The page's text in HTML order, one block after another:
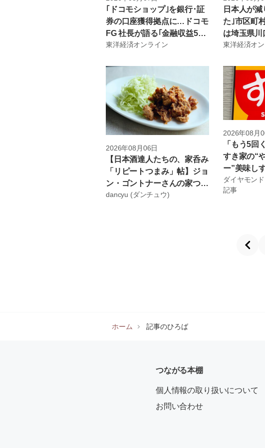
｢ドコモショップ｣を銀行･証
券の口座獲得拠点に…ドコモ
FG 社長が語る｢金融収益5年
で倍増｣の道筋と勝算 | ビジ
東洋経済オンライン
日本人が減
た｣市区町
は埼玉県川
ではトップ
東洋経済オ
2026年08月06日
【日本酒達人たちの、家呑み
「リピートつまみ」帖】ジョ
ン・ゴントナーさんの家つま
み➁ 胡麻ソースをからめて
dancyu (ダンチュウ)
2026年08月
「もう5回
すき家の“
ー”美味し
注文した
「好きすぎ
ダイヤモン
記事
ホーム 記事のひろば
つながる本棚
個人情報の取り扱いについて
お問い合わせ